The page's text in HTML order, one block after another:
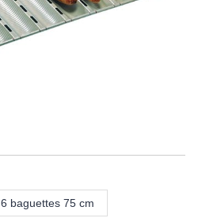
6 baguettes 75 cm